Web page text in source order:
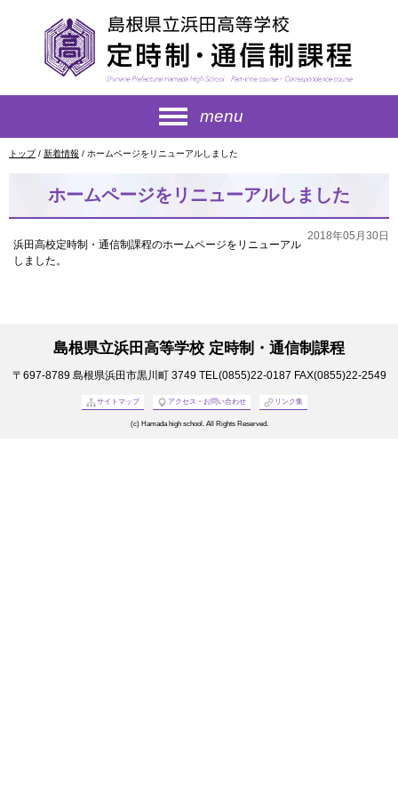
menu
現
トップ/ 新着情報 / ホームページをリニューアルしました
ホームページをリニューアルしました
2018年05月30日
浜田高校定時制・通信制課程のホームページをリニューアル
しました。
島根県立浜田高等学校 定時制・通信制課程
〒697-8789 島根県浜田市黒川町 3749 TEL(0855)22-0187 FAX(0855)22-2549
サイトマップ アクセス・お問い合わせ リンク集
(c) Hamada high school. All Rights Reserved.